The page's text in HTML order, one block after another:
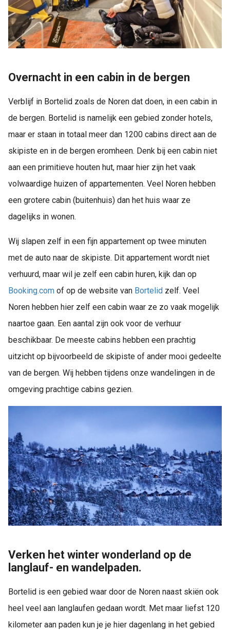
Overnacht in een cabin in de bergen
Verblijf in Bortelid zoals de Noren dat doen, in een cabin in
de bergen. Bortelid is namelijk een gebied zonder hotels,
maar er staan in totaal meer dan 1200 cabins direct aan de
skipiste en in de bergen eromheen. Denk bij een cabin niet
aan een primitieve houten hut, maar hier zijn het vaak
volwaardige huizen of appartementen. Veel Noren hebben
een grotere cabin (buitenhuis) dan het huis waar ze
dagelijks in wonen.
Wij slapen zelf in een fijn appartement op twee minuten
met de auto naar de skipiste. Dit appartement wordt niet
verhuurd, maar wil je zelf een cabin huren, kijk dan op
Booking.com of op de website van Bortelid zelf. Veel
Noren hebben hier zelf een cabin waar ze zo vaak mogelijk
naartoe gaan. Een aantal zijn ook voor de verhuur
beschikbaar. De meeste cabins hebben een prachtig
uitzicht op bijvoorbeeld de skipiste of ander mooi gedeelte
van de bergen. Wij hebben tijdens onze wandelingen in de
omgeving prachtige cabins gezien.
Verken het winter wonderland op de
langlauf- en wandelpaden.
Bortelid is een gebied waar door de Noren naast skiën ook
heel veel aan langlaufen gedaan wordt. Met maar liefst 120
kilometer aan paden kun je je hier dagenlang in het gebied